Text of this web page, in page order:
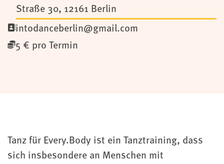
Straße 30, 12161 Berlin
intodanceberlin@gmail.com
5 € pro Termin
Tanz für Every.Body ist ein Tanztraining, dass
sich insbesondere an Menschen mit